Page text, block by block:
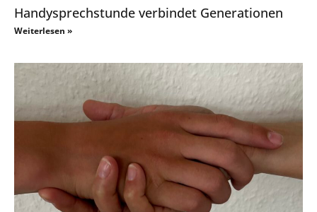
Handysprechstunde verbindet Generationen
Weiterlesen »